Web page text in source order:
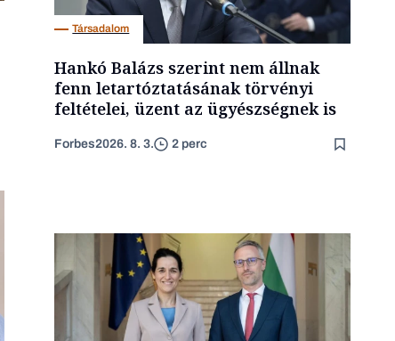
Társadalom
Hankó Balázs szerint nem állnak
fenn letartóztatásának törvényi
feltételei, üzent az ügyészségnek is
Forbes2026. 8. 3. 2 perc